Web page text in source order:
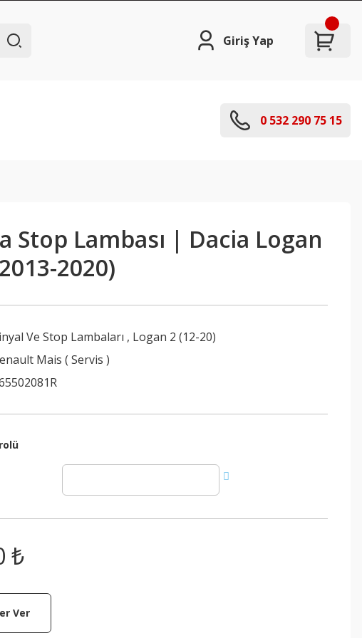
Giriş Yap
0 532 290 75 15
Stop Lambası | Dacia Logan
2020)
Ve Stop Lambaları , Logan 2 (12-20)
Mais ( Servis )
₺
Ver